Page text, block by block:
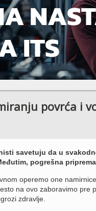
povrća i
savetuju da u
pogrešna
operemo one
na ovo zaboravimo pre
zdravlje.